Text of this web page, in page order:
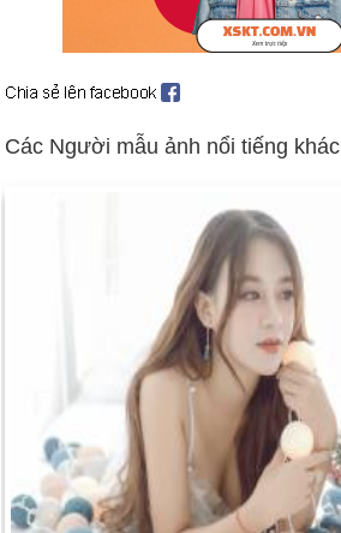
Các Người mẫu ảnh nổi tiếng khác